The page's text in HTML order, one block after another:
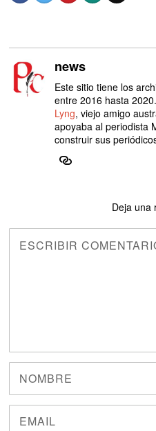
news
Este sitio tiene los
entre 2016 hasta
Lyng, viejo amigo
apoyaba al periodista
construir sus
Deja una